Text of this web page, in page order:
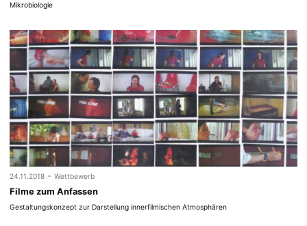
Mikrobiologie
24.11.2018 - Wettbewerb
Filme zum Anfassen
Gestaltungskonzept zur Darstellung innerfilmischen Atmosphären